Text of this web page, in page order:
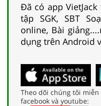
Đã có app
tập SGK, SBT
online, Bài
dụng trên Android
Theo dõi chúng tôi
facebook và youtube: